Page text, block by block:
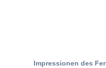
Impressionen des